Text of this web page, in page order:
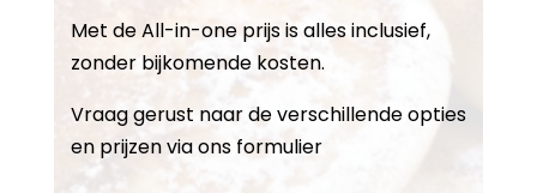
Met de All-in-one prijs is alles inclusief,
zonder bijkomende kosten.
Vraag gerust naar de verschillende opties
en prijzen via ons formulier